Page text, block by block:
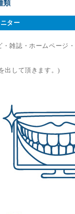
類
ター
・雑誌・ホームページ
出して頂きます。)